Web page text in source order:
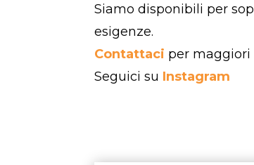
Siamo disponibili per
esigenze.
Contattaci per maggiori
Seguici su Instagram